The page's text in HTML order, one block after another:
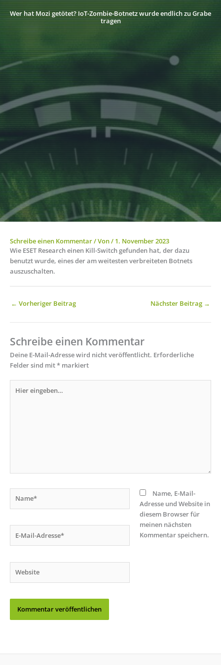
Wer hat Mozi getötet? IoT-Zombie-Botnetz wurde endlich zu Grabe
tragen
Schreibe einen Kommentar/ Von/ 1. November 2023
Wie ESET Research einen Kill-Switch gefunden hat, der dazu
benutzt wurde, eines der am weitesten verbreiteten Botnets
auszuschalten.
← Vorheriger Beitrag Nächster Beitrag →
Schreibe einen Kommentar
Deine E-Mail-Adresse wird nicht veröffentlicht. Erforderliche
Felder sind mit* markiert
eingeben…
Mail-
Name, E-Mail-
Adresse und Website in
diesem Browser für
meinen nächsten
Kommentar speichern.